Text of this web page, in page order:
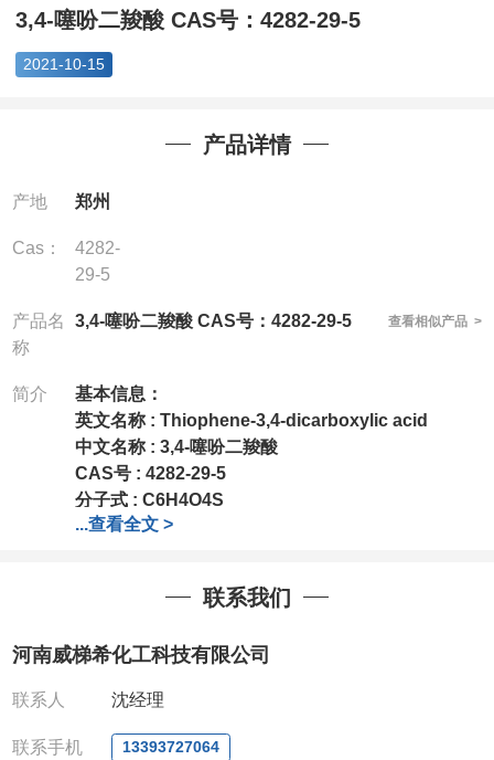
4282-...
3,4-噻吩二羧酸 CAS号：4282-29-5
2021-10-15
产品详情
产地 郑州
Cas：
4282-
29-5
产品名
称
3,4-噻吩二羧酸 CAS号：4282-29-5 查看相似产品 >
简介
基本信息：
英文名称: Thiophene-3,4-dicarboxylic acid
中文名称: 3,4-噻吩二羧酸
CAS号 : 4282-29-5
分子式: C6H4O4S
分子量: 172.16
我司对高校及科研单位先发货后付款;如果您在工作
如若出现质量问题,可全额退款,并承担所有运费。
注：店铺内只有部分产品，如有需要其他产品也可定
...查看全文 >
联系我们
河南威梯希化工科技有限公司
联系人 沈经理
联系手机 13393727064